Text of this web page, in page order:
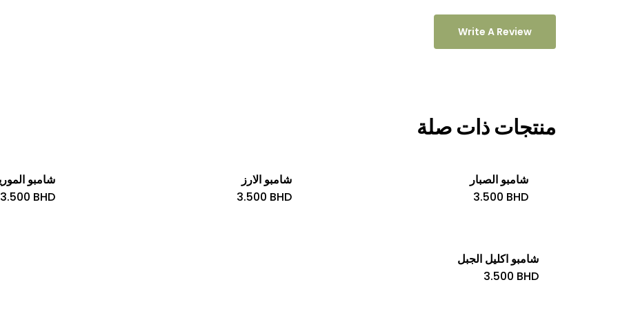
Write A Review
منتجات ذات صلة
شامبو الصبار
3.500 BHD
شامبو الارز
3.500 BHD
شامبو
3.500 BHD
شامبو اكليل الجبل
3.500 BHD